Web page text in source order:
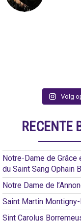
Volg
RECENTE
Notre-Dame de
du Saint Sang Ophain
Notre Dame de
Saint Martin
Sint Carolus